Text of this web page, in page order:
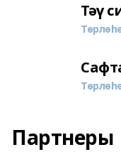
Тәү
Партнеры